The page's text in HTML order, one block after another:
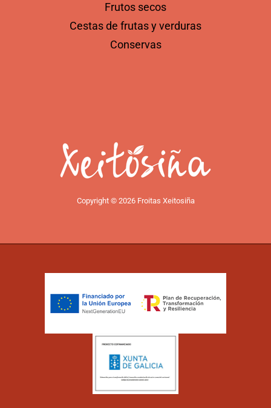
Frutos secos
Cestas de frutas y verduras
Conservas
Copyright © 2026 Froitas Xeitosiña